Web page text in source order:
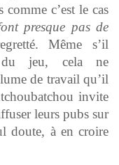
c’est le cas
presque pas de
Même s’il
du jeu, cela ne
de travail qu’il
invite
leurs pubs sur
doute, à en croire